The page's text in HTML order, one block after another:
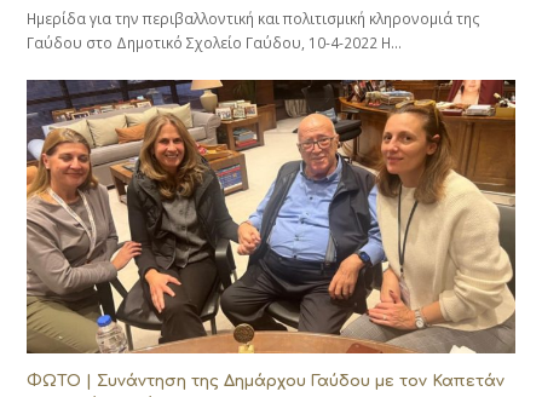
Ημερίδα για την περιβαλλοντική και πολιτισμική κληρονομιά της
Γαύδου στο Δημοτικό Σχολείο Γαύδου, 10-4-2022 Η…
ΦΩΤΟ | Συνάντηση της Δημάρχου Γαύδου με τον Καπετάν